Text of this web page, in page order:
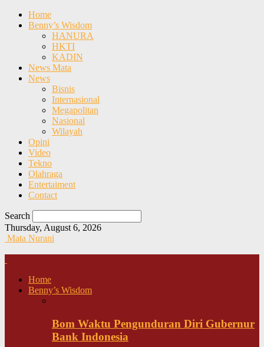
Home
Benny’s Wisdom
HANURA
HKTI
KADIN
News Mata
News
Bisnis
Internasional
Megapolitan
Nasional
Wilayah
Opini
Video
Tekno
Olahraga
Entertaiment
Contact
Search
Thursday, August 6, 2026
Mata Nurani
Home
Benny’s Wisdom
Bom Waktu Pengunduran Diri Gubernur
Bank Indonesia